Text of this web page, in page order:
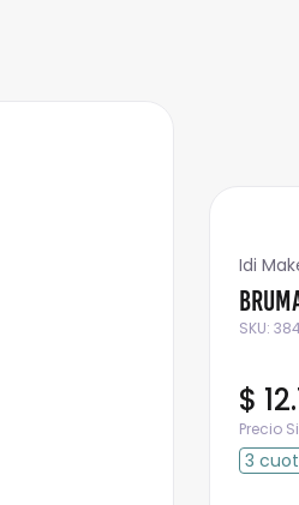
Idi
SKU:
$ 12.
Precio
3